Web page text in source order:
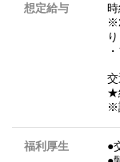
想定給与
★
※
福利厚生
●